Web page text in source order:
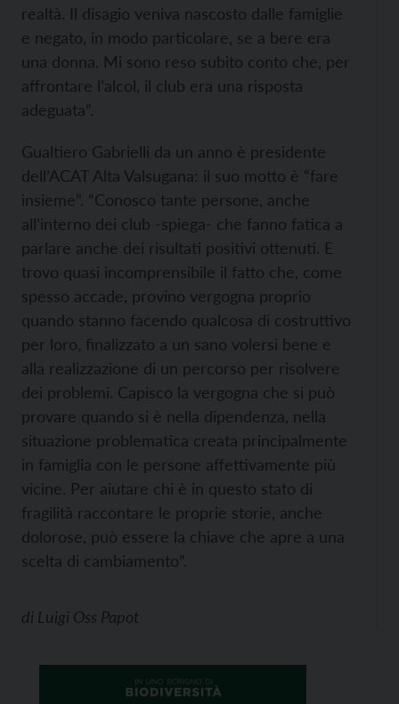
realtà. Il disagio veniva nascosto dalle famiglie
e negato, in modo particolare, se a bere era
una donna. Mi sono reso subito conto che, per
affrontare l’alcol, il club era una risposta
adeguata”.
Gualtiero Gabrielli da un anno è presidente
dell’ACAT Alta Valsugana: il suo motto è “fare
insieme”. “Conosco tante persone, anche
all’interno dei club -spiega- che fanno fatica a
parlare anche dei risultati positivi ottenuti. E
trovo quasi incomprensibile il fatto che, come
spesso accade, provino vergogna proprio
quando stanno facendo qualcosa di costruttivo
per loro, finalizzato a un sano volersi bene e
alla realizzazione di un percorso per risolvere
dei problemi. Capisco la vergogna che si può
provare quando si è nella dipendenza, nella
situazione problematica creata principalmente
in famiglia con le persone affettivamente più
vicine. Per aiutare chi è in questo stato di
fragilità raccontare le proprie storie, anche
dolorose, può essere la chiave che apre a una
scelta di cambiamento”.
di Luigi Oss Papot